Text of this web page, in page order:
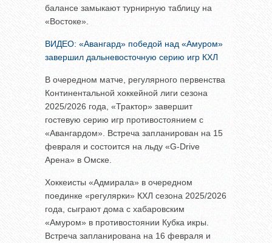
балансе замыкают турнирную таблицу на
«Востоке».
ВИДЕО: «Авангард» победой над «Амуром»
завершил дальневосточную серию игр КХЛ
В очередном матче, регулярного первенства
Континентальной хоккейной лиги сезона
2025/2026 года, «Трактор» завершит
гостевую серию игр противостоянием с
«Авангардом». Встреча запланирован на 15
февраля и состоится на льду «G-Drive
Арена» в Омске.
Хоккеисты «Адмирала» в очередном
поединке «регулярки» КХЛ сезона 2025/2026
года, сыграют дома с хабаровским
«Амуром» в противостоянии Кубка икры.
Встреча запланирована на 16 февраля и